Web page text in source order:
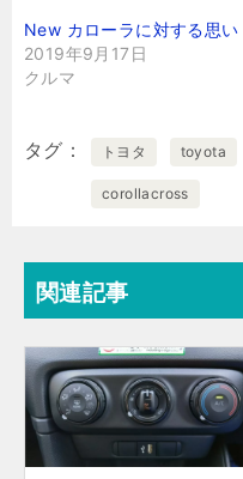
New カローラに対する思い
2019年9月17日
クルマ
タグ トヨタ toyota
corollacross
関連記事